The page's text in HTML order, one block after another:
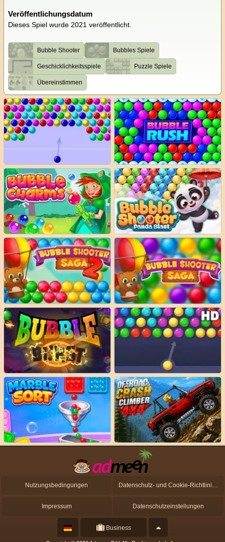
Veröffentlichungsdatum
Dieses Spiel wurde 2021 veröffentlicht.
Bubble Shooter Bubbles Spiele
Geschicklichkeitsspiele Puzzle Spiele
Übereinstimmen
Nutzungsbedingungen Datenschutz- und Cookie-Richtlinien
Impressum Datenschutzeinstellungen
Business